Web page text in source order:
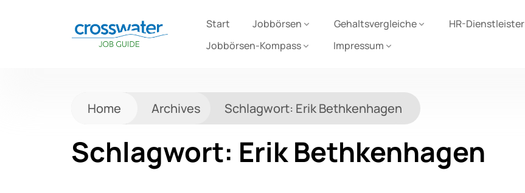
Start Jobbörsen Gehaltsvergleiche HR-Dienstleister
Jobbörsen-Kompass
Impressum
Home Archives Schlagwort: Erik Bethkenhagen
Schlagwort: Erik Bethkenhagen